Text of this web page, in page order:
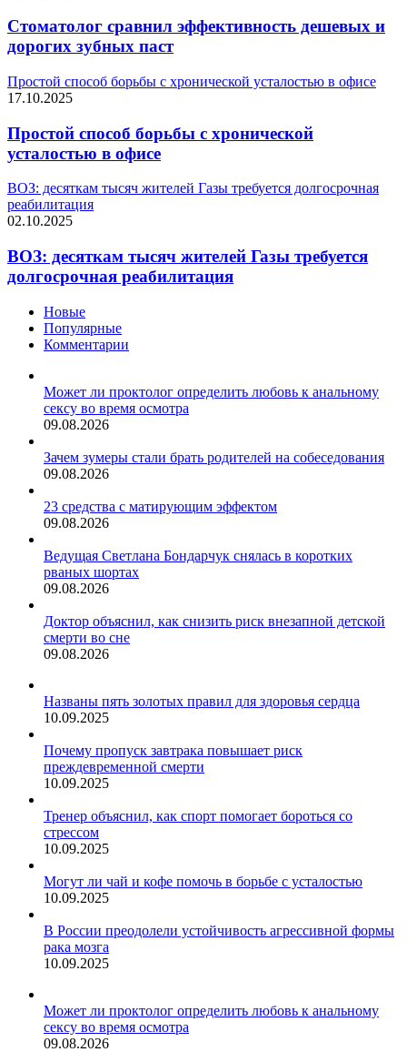
Стоматолог сравнил эффективность дешевых и
дорогих зубных паст
Простой способ борьбы с хронической усталостью в офисе
17.10.2025
Простой способ борьбы с хронической
усталостью в офисе
ВОЗ: десяткам тысяч жителей Газы требуется долгосрочная
реабилитация
02.10.2025
ВОЗ: десяткам тысяч жителей Газы требуется
долгосрочная реабилитация
Новые
Популярные
Комментарии
Может ли проктолог определить любовь к анальному
сексу во время осмотра
09.08.2026
Зачем зумеры стали брать родителей на собеседования
09.08.2026
23 средства с матирующим эффектом
09.08.2026
Ведущая Светлана Бондарчук снялась в коротких
рваных шортах
09.08.2026
Доктор объяснил, как снизить риск внезапной детской
смерти во сне
09.08.2026
Названы пять золотых правил для здоровья сердца
10.09.2025
Почему пропуск завтрака повышает риск
преждевременной смерти
10.09.2025
Тренер объяснил, как спорт помогает бороться со
стрессом
10.09.2025
Могут ли чай и кофе помочь в борьбе с усталостью
10.09.2025
В России преодолели устойчивость агрессивной формы
рака мозга
10.09.2025
Может ли проктолог определить любовь к анальному
сексу во время осмотра
09.08.2026